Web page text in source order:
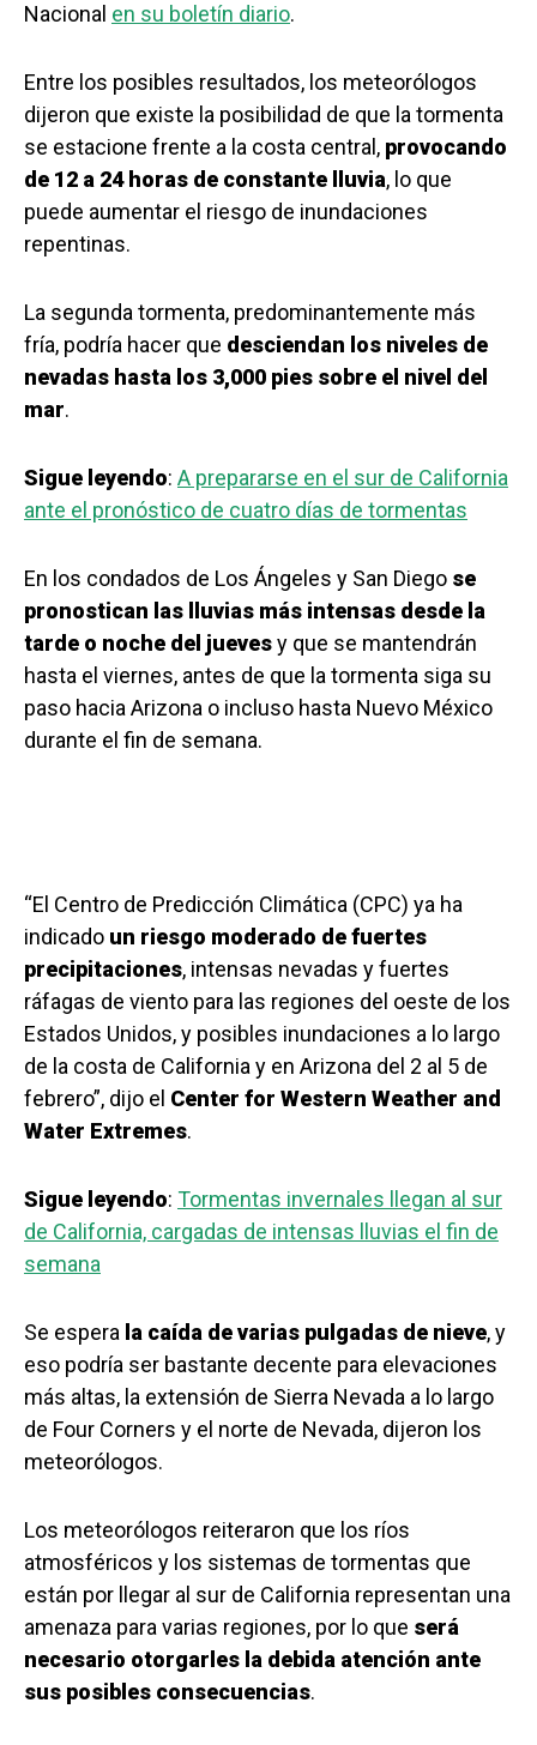
Nacional en su boletín diario.
Entre los posibles resultados, los meteorólogos
dijeron que existe la posibilidad de que la tormenta
se estacione frente a la costa central, provocando
de 12 a 24 horas de constante lluvia, lo que
puede aumentar el riesgo de inundaciones
repentinas.
La segunda tormenta, predominantemente más
fría, podría hacer que desciendan los niveles de
nevadas hasta los 3,000 pies sobre el nivel del
mar.
Sigue leyendo: A prepararse en el sur de California
ante el pronóstico de cuatro días de tormentas
En los condados de Los Ángeles y San Diego se
pronostican las lluvias más intensas desde la
tarde o noche del juevesy que se mantendrán
hasta el viernes, antes de que la tormenta siga su
paso hacia Arizona o incluso hasta Nuevo México
durante el fin de semana.
“El Centro de Predicción Climática (CPC) ya ha
indicado un riesgo moderado de fuertes
precipitaciones, intensas nevadas y fuertes
ráfagas de viento para las regiones del oeste de los
Estados Unidos, y posibles inundaciones a lo largo
de la costa de California y en Arizona del 2 al 5 de
febrero”, dijo el Center for Western Weather and
Water Extremes.
Sigue leyendo: Tormentas invernales llegan al sur
de California, cargadas de intensas lluvias el fin de
semana
Se espera la caída de varias pulgadas de nieve, y
eso podría ser bastante decente para elevaciones
más altas, la extensión de Sierra Nevada a lo largo
de Four Corners y el norte de Nevada, dijeron los
meteorólogos.
Los meteorólogos reiteraron que los ríos
atmosféricos y los sistemas de tormentas que
están por llegar al sur de California representan una
amenaza para varias regiones, por lo que será
necesario otorgarles la debida atención ante
sus posibles consecuencias.